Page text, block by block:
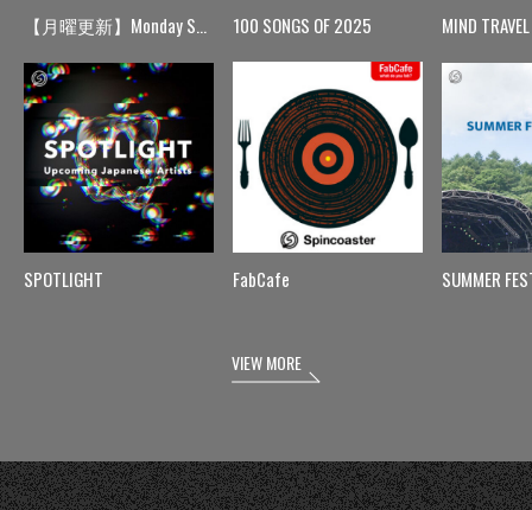
【月曜更新】Monday Spin
SPOTLIGHT
100 SONGS OF 2025
FabCafe
MIND TRAVEL
SUMMER
VIEW MORE